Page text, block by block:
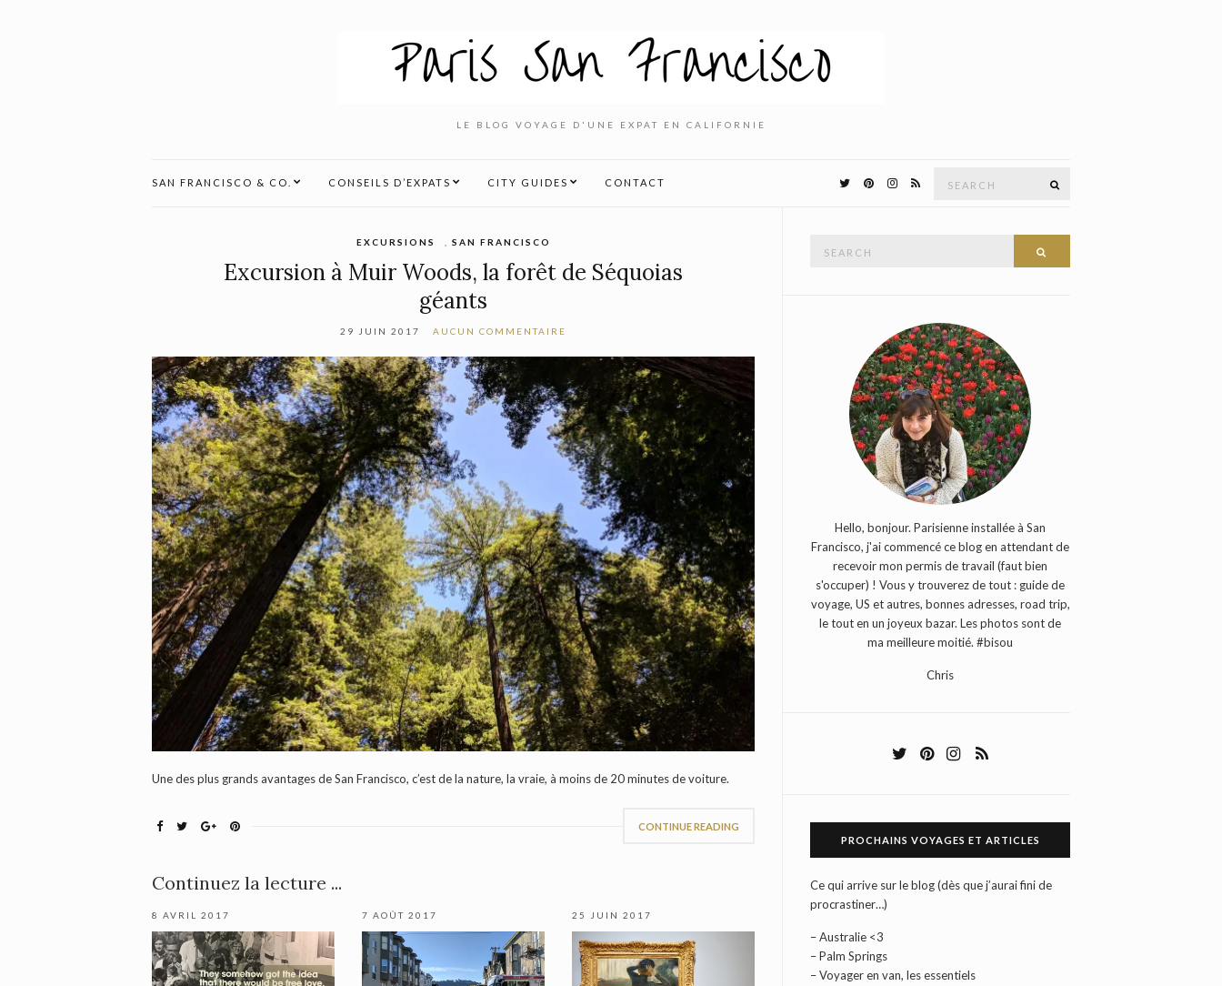
LE BLOG VOYAGE D'UNE EXPAT EN CALIFORNIE
SAN FRANCISCO & CO. CONSEILS D’EXPATS CITY GUIDES CONTACT
EXCURSIONS SAN FRANCISCO
Excursion à Muir Woods, la forêt de Séquoias
géants
29 JUIN 2017 AUCUN COMMENTAIRE
Une des plus grands avantages de San Francisco, c’est de la nature, la vraie, à moins de 20 minutes de voiture.
CONTINUE READING
Continuez la lecture ...
8 AVRIL 2017 7 AOÛT 2017 25 JUIN 2017
Hello, bonjour. Parisienne installée à San
Francisco, j'ai commencé ce blog en attendant de
recevoir mon permis de travail (faut bien
s'occuper) ! Vous y trouverez de tout : guide de
voyage, US et autres, bonnes adresses, road trip,
le tout en un joyeux bazar. Les photos sont de
ma meilleure moitié. #bisou
Chris
PROCHAINS VOYAGES ET ARTICLES
Ce qui arrive sur le blog (dès que j’aurai fini de
procrastiner…)
– Australie <3
– Palm Springs
– Voyager en van, les essentiels